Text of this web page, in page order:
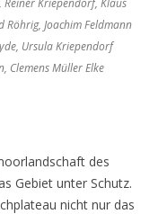
Röhrig, Joachim Feldmann
Ursula Kriependorf
Clemens Müller Elke
des
Gebiet unter Schutz.
nicht nur das